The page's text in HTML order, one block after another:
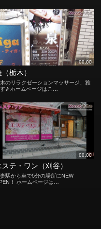
00:00
栃木）
のリラクゼーションマッサージ、雅
♪ ホームページはこ…
00:00
ステ・ワン（刈谷）
駅から車で5分の場所にNEW
！ ホームページは…